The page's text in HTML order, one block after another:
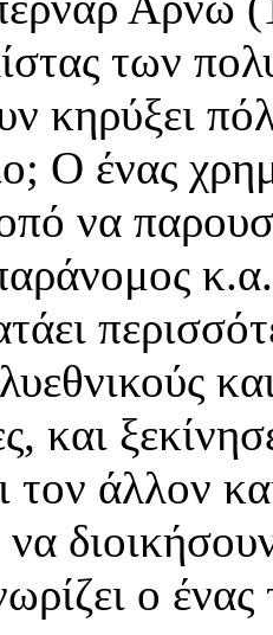
των
κηρύξει
Ο ένας
να
και
τον άλλον
ο ένας